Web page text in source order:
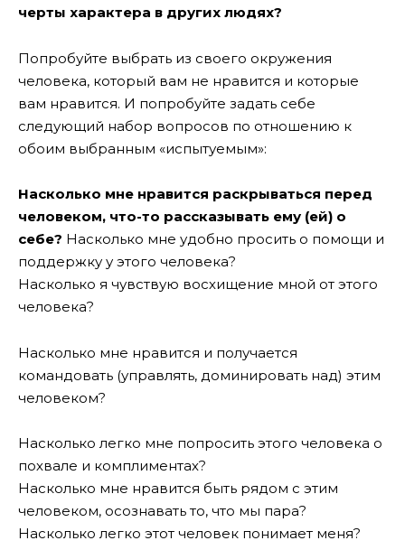
черты характера в других людях?
Попробуйте выбрать из своего окружения
человека, который вам не нравится и которые
вам нравится. И попробуйте задать себе
следующий набор вопросов по отношению к
обоим выбранным «испытуемым»:
Насколько мне нравится раскрываться перед
человеком, что-то рассказывать ему (ей) о
себе? Насколько мне удобно просить о помощи и
поддержку у этого человека?
Насколько я чувствую восхищение мной от этого
человека?
Насколько мне нравится и получается
командовать (управлять, доминировать над) этим
человеком?
Насколько легко мне попросить этого человека о
похвале и комплиментах?
Насколько мне нравится быть рядом с этим
человеком, осознавать то, что мы пара?
Насколько легко этот человек понимает меня?